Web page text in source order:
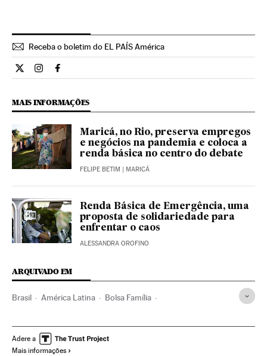
Receba o boletim do EL PAÍS América
Opiniao El País Brasil en Twitter
Opiniao El País Brasil en Instagram
Opiniao El País Brasil en Facebook
MAIS INFORMAÇÕES
Maricá, no Rio, preserva empregos
e negócios na pandemia e coloca a
renda básica no centro do debate
FELIPE BETIM | MARICÁ
Renda Básica de Emergência, uma
proposta de solidariedade para
enfrentar o caos
ALESSANDRA OROFINO
ARQUIVADO EM
Brasil América Latina Bolsa Família
Tabata Amaral Coronavirus
Adere a
Mais informações